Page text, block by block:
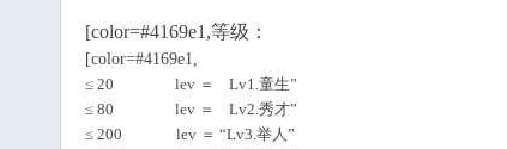
[color=#4169e1,等级：
[color=#4169e1,
≤ 20 lev ＝ Lv1.童生”
≤ 80 lev ＝ Lv2.秀才”
≤ 200 lev ＝ “Lv3.举人”